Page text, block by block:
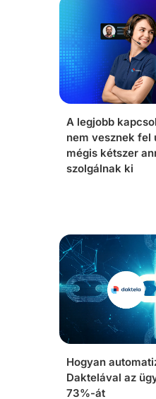
A legjobb
nem vesznek fel
mégis kétszer
szolgálnak ki
Hogyan
Daktelával az
73%-át